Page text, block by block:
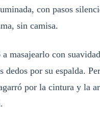
con pasos
sin camisa.
masajearlo con
dedos por su espalda.
por la cintura y la